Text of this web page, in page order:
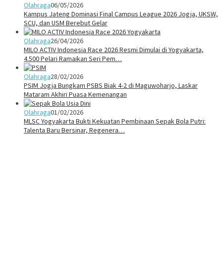
Olahraga06/05/2026
Kampus Jateng Dominasi Final Campus League 2026 Jogja, UKSW,
SCU, dan USM Berebut Gelar
Olahraga26/04/2026
MILO ACTIV Indonesia Race 2026 Resmi Dimulai di Yogyakarta,
4.500 Pelari Ramaikan Seri Pem…
Olahraga28/02/2026
PSIM Jogja Bungkam PSBS Biak 4-2 di Maguwoharjo, Laskar
Mataram Akhiri Puasa Kemenangan
Olahraga01/02/2026
MLSC Yogyakarta Bukti Kekuatan Pembinaan Sepak Bola Putri:
Talenta Baru Bersinar, Regenera…